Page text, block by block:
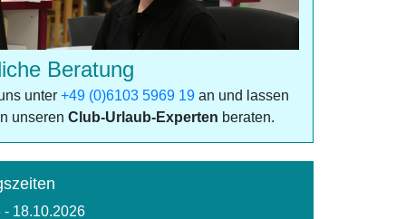
Beratung
unter +49 (0)6103 5969 19 an und lassen
unseren Club-Urlaub-Experten beraten.
- 18.10.2026